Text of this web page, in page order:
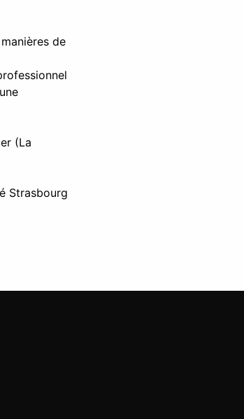
de
(La
Strasbourg